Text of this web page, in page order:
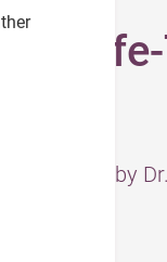
Be
reviewed by